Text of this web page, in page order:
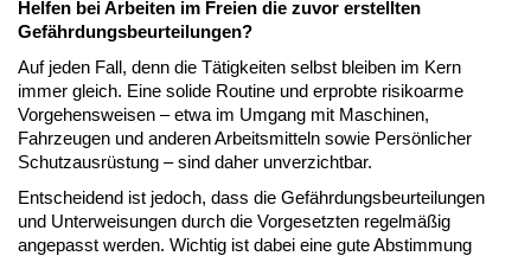
Helfen bei Arbeiten im Freien die zuvor erstellten
Gefährdungsbeurteilungen?
Auf jeden Fall, denn die Tätigkeiten selbst bleiben im Kern
immer gleich. Eine solide Routine und erprobte risikoarme
Vorgehensweisen – etwa im Umgang mit Maschinen,
Fahrzeugen und anderen Arbeitsmitteln sowie Persönlicher
Schutzausrüstung – sind daher unverzichtbar.
Entscheidend ist jedoch, dass die Gefährdungsbeurteilungen
und Unterweisungen durch die Vorgesetzten regelmäßig
angepasst werden. Wichtig ist dabei eine gute Abstimmung